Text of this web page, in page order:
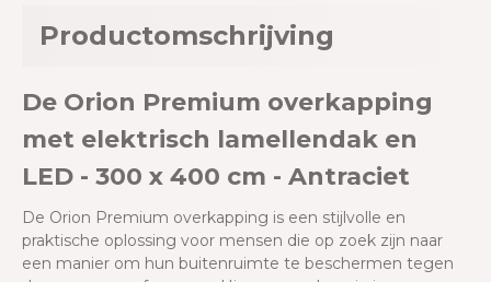
Productomschrijving
De Orion Premium overkapping
met elektrisch lamellendak en
LED - 300 x 400 cm - Antraciet
De Orion Premium overkapping is een stijlvolle en
praktische oplossing voor mensen die op zoek zijn naar
een manier om hun buitenruimte te beschermen tegen